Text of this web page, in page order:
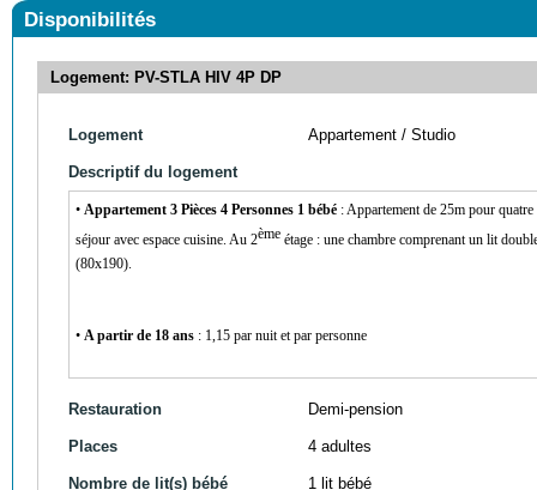
Disponibilités
Logement: PV-STLA HIV 4P DP
Logement Appartement / Studio
Descriptif du logement
• Appartement 3 Pièces 4 Personnes 1 bébé : Appartement de 25m pour quatre
séjour avec espace cuisine. Au 2ème étage : une chambre comprenantun lit
(80x190).
• A partir de 18 ans : 1,15 par nuit et par personne
Restauration Demi-pension
Places 4 adultes
Nombre de lit(s) bébé 1 lit bébé